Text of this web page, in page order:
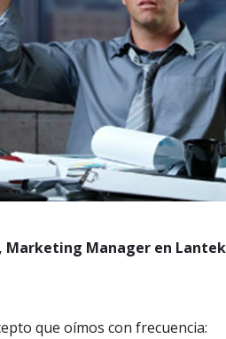
Manager en Lantek
que oímos con frecuencia: